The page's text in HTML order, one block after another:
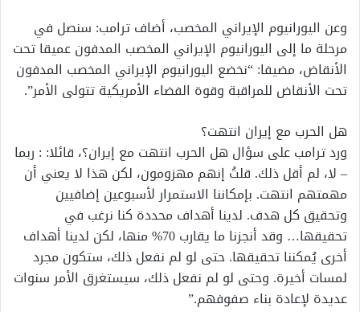
وعن اليورانيوم الإيراني المخصب، أضاف ترامب: سنصل في
مرحلة ما إلى اليورانيوم الإيراني المخصب المدفون عميقا تحت
الأنقاض، مضيفا: “نخضع اليورانيوم الإيراني المخصب المدفون
تحت الأنقاض للمراقبة وقوة الفضاء الأمريكية تتولى الأمر”.
هل الحرب مع إيران انتهت؟
ورد ترامب على سؤال هل الحرب انتهت مع إيران؟، قائلا: : ربما
– لا، لم أقل ذلك. قلتُ إنهم مهزومون، لكن هذا لا يعني أن
مهمتهم انتهت. بإمكاننا الاستمرار لأسبوعين إضافيين
وتحقيق كل هدف. لدينا أهداف محددة كنا نرغب في
تحقيقها… وقد أنجزنا ما يقارب 70% منها، لكن لدينا أهداف
أخرى يُمكننا تحقيقها. حتى لو لم نفعل ذلك، ستكون مجرد
لمسات أخيرة. وحتى لو لم نفعل ذلك، سيستغرق الأمر سنوات
عديدة لإعادة بناء صفوفهم.”